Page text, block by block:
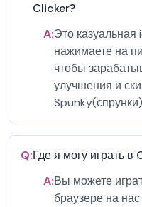
Clicker?
A:Это казуальная
нажимаете на
чтобы
улучшения и
Q:Где я могу играть
A:Вы можете
браузере на